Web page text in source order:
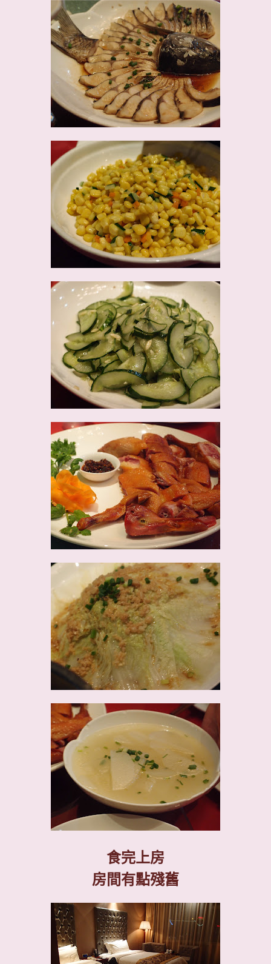
食完上房
房間有點殘舊